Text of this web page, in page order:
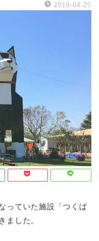
2019-04-25
っていた施設「つくば
ました。